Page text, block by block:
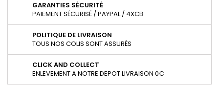
GARANTIES SÉCURITÉ
PAIEMENT SÉCURISÉ / PAYPAL / 4XCB
POLITIQUE DE LIVRAISON
TOUS NOS COLIS SONT ASSURÉS
CLICK AND COLLECT
ENLEVEMENT A NOTRE DEPOT LIVRAISON 0€